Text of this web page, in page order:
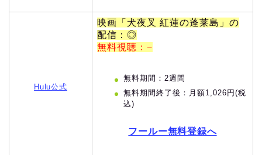
Hulu公式
映画「犬夜叉 紅蓮の蓬莱島」の
配信：◎
無料視聴：−
無料期間：2週間
無料期間終了後：月額1,026円(税
込)
フールー無料登録へ